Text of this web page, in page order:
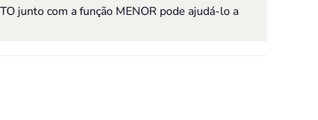
junto com a função MENOR pode ajudá-lo a